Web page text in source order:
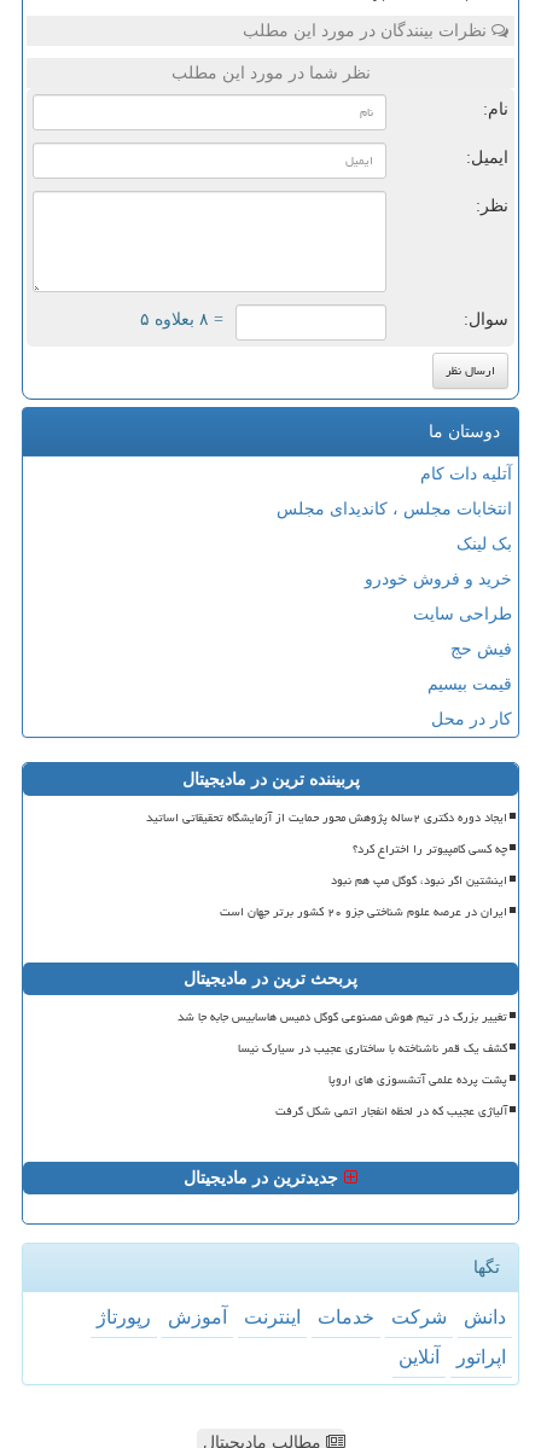
نظرات بینندگان در مورد این مطلب
نظر شما در مورد این مطلب
نام:
ایمیل:
نظر:
سوال: = ۸ بعلاوه ۵
دوستان ما
آتلیه دات کام
انتخابات مجلس ، کاندیدای مجلس
بک لینک
خرید و فروش خودرو
طراحی سایت
فیش حج
قیمت بیسیم
کار در محل
پربیننده ترین در مادیجیتال
ایجاد دوره دکتری ۲ساله پژوهش محور حمایت از آزمایشگاه تحقیقاتی اساتید
چه کسی کامپیوتر را اختراع کرد؟
اینشتین اگر نبود، گوگل مپ هم نبود
ایران در عرصه علوم شناختی جزو ۲۰ کشور برتر جهان است
پربحث ترین در مادیجیتال
تغییر بزرگ در تیم هوش مصنوعی گوگل دمیس هاسابیس جابه جا شد
کشف یک قمر ناشناخته با ساختاری عجیب در سیارک نیسا
پشت پرده علمی آتشسوزی های اروپا
آلیاژی عجیب که در لحظه انفجار اتمی شکل گرفت
جدیدترین در مادیجیتال
تگها
دانش شركت خدمات اینترنت آموزش
رپورتاژ
اپراتور
آنلاین
مطالب مادیجیتال